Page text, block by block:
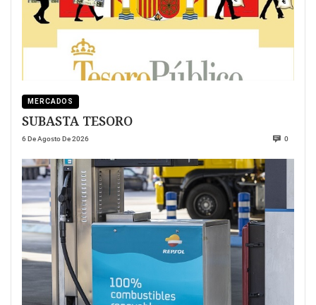
MERCADOS
SUBASTA TESORO
6 De Agosto De 2026 0